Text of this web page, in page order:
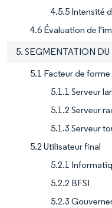
4.5.5 Intensité
4.6 Évaluation de
5. SEGMENTATION
5.1 Facteur de forme
5.1.1 Serveur
5.1.2 Serveur
5.1.3 Serveur
5.2 Utilisateur final
5.2.1
5.2.2 BFSI
5.2.3